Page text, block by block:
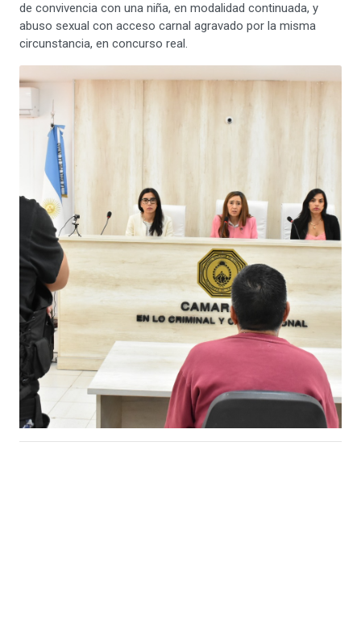
de convivencia con una niña, en modalidad continuada, y
abuso sexual con acceso carnal agravado por la misma
circunstancia, en concurso real.